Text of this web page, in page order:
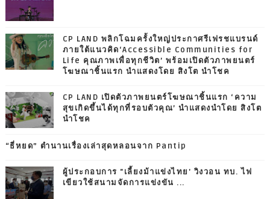
CP LAND พลิกโฉมครั้งใหญ่ประกาศรีเฟรชแบรนด์
ภายใต้แนวคิด‘Accessible Communities for
Life คุณภาพเพื่อทุกชีวิต’ พร้อมเปิดตัวภาพยนตร์
โฆษณาชิ้นแรก นำแสดงโดย สิงโต นำโชค
CP LAND เปิดตัวภาพยนตร์โฆษณาชิ้นแรก ‘ความ
สุขเกิดขึ้นได้ทุกที่รอบตัวคุณ’ นำแสดงนำโดย สิงโต
นำโชค
“ธี่หยด” ตำนานเรื่องเล่าสุดหลอนจาก Pantip
ผู้ประกอบการ "เลี้ยงม้าแข่งไทย' วิงวอน ทบ. ไฟ
เขียวใช้สนามจัดการแข่งขัน ...